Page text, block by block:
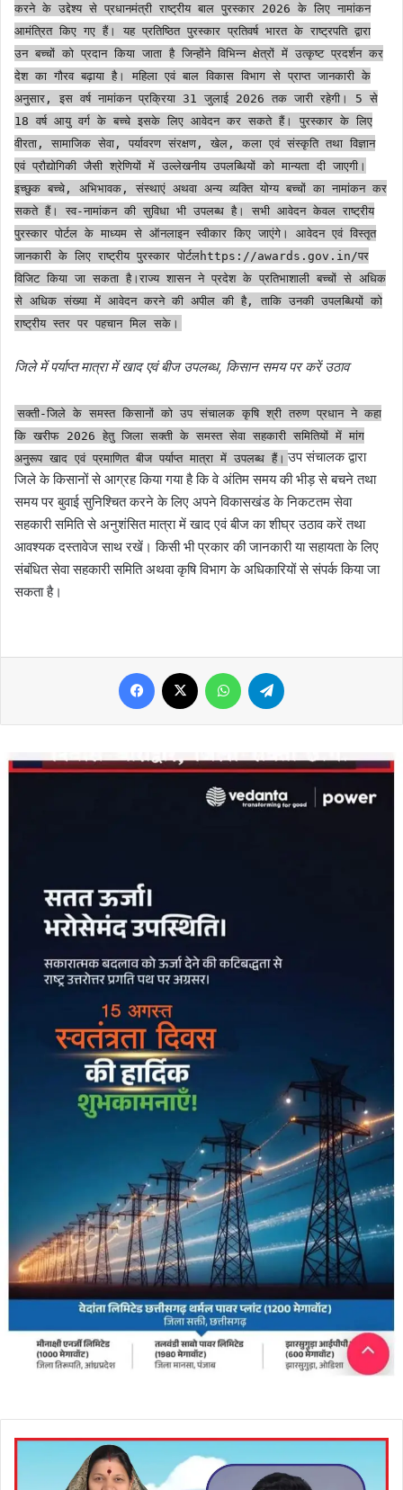
करने के उद्देश्य से प्रधानमंत्री राष्ट्रीय बाल पुरस्कार 2026 के लिए नामांकन
आमंत्रित किए गए हैं। यह प्रतिष्ठित पुरस्कार प्रतिवर्ष भारत के राष्ट्रपति द्वारा
उन बच्चों को प्रदान किया जाता है जिन्होंने विभिन्न क्षेत्रों में उत्कृष्ट प्रदर्शन कर
देश का गौरव बढ़ाया है। महिला एवं बाल विकास विभाग से प्राप्त जानकारी के
अनुसार, इस वर्ष नामांकन प्रक्रिया 31 जुलाई 2026 तक जारी रहेगी। 5 से
18 वर्ष आयु वर्ग के बच्चे इसके लिए आवेदन कर सकते हैं। पुरस्कार के लिए
वीरता, सामाजिक सेवा, पर्यावरण संरक्षण, खेल, कला एवं संस्कृति तथा विज्ञान
एवं प्रौद्योगिकी जैसी श्रेणियों में उल्लेखनीय उपलब्धियों को मान्यता दी जाएगी।
इच्छुक बच्चे, अभिभावक, संस्थाएं अथवा अन्य व्यक्ति योग्य बच्चों का नामांकन कर
सकते हैं। स्व-नामांकन की सुविधा भी उपलब्ध है। सभी आवेदन केवल राष्ट्रीय
पुरस्कार पोर्टल के माध्यम से ऑनलाइन स्वीकार किए जाएंगे। आवेदन एवं विस्तृत
जानकारी के लिए राष्ट्रीय पुरस्कार पोर्टलhttps://awards.gov.in/पर
विजिट किया जा सकता है।राज्य शासन ने प्रदेश के प्रतिभाशाली बच्चों से अधिक
से अधिक संख्या में आवेदन करने की अपील की है, ताकि उनकी उपलब्धियों को
राष्ट्रीय स्तर पर पहचान मिल सके।
जिले में पर्याप्त मात्रा में खाद एवं बीज उपलब्ध, किसान समय पर करें उठाव
सक्ती-जिले के समस्त किसानों को उप संचालक कृषि श्री तरुण प्रधान ने कहा
कि खरीफ 2026 हेतु जिला सक्ती के समस्त सेवा सहकारी समितियों में मांग
अनुरूप खाद एवं प्रमाणित बीज पर्याप्त मात्रा में उपलब्ध हैं। उप संचालक द्वारा
जिले के किसानों से आग्रह किया गया है कि वे अंतिम समय की भीड़ से बचने तथा
समय पर बुवाई सुनिश्चित करने के लिए अपने विकासखंड के निकटतम सेवा
सहकारी समिति से अनुशंसित मात्रा में खाद एवं बीज का शीघ्र उठाव करें तथा
आवश्यक दस्तावेज साथ रखें। किसी भी प्रकार की जानकारी या सहायता के लिए
संबंधित सेवा सहकारी समिति अथवा कृषि विभाग के अधिकारियों से संपर्क किया जा
सकता है।
Facebook WhatsApp